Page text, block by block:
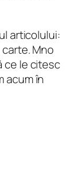
articolului:
Mno
ce le citesc
acum în